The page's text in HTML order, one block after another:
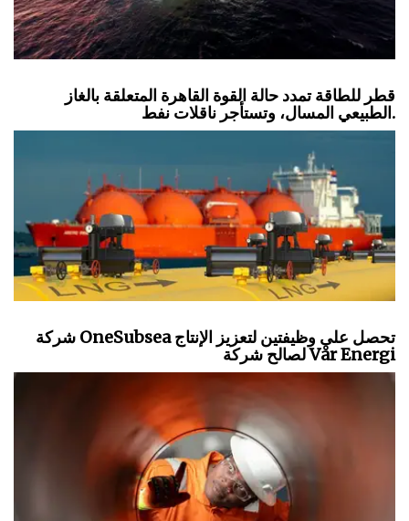
قطر للطاقة تمدد حالة القوة القاهرة المتعلقة بالغاز
الطبيعي المسال، وتستأجر ناقلات نفط.
شركة OneSubsea تحصل على وظيفتين لتعزيز الإنتاج
لصالح شركة Vår Energi